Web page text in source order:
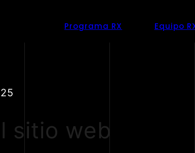
Programa RX Equipo
sitio web